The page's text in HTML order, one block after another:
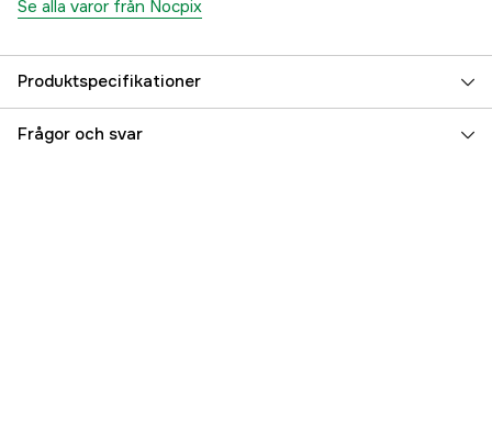
Se alla varor från Nocpix
Produktspecifikationer
Wi-Fi yes
Frågor och svar